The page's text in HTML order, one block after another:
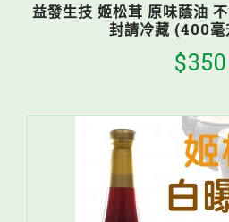
益發生技 姬松茸 原味蔭油
封請冷藏 (400
$350